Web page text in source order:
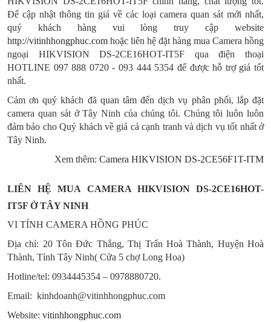
Để cập nhật thông tin giá về các loại camera quan sát mới nhất,
quý khách hàng vui lòng truy cập website
http://vitinhhongphuc.com hoặc liên hệ đặt hàng mua Camera hồng
ngoại HIKVISION DS-2CE16HOT-IT5F qua điện thoại
HOTLINE 097 888 0720 - 093 444 5354 để được hỗ trợ giá tốt
nhất.
Cảm ơn quý khách đã quan tâm đến dịch vụ phân phối, lắp đặt
camera quan sát ở Tây Ninh của chúng tôi. Chúng tôi luôn luôn
đảm bảo cho Quý khách về giá cả cạnh tranh và dịch vụ tốt nhất ở
Tây Ninh.
Xem thêm: Camera HIKVISION DS-2CE56F1T-ITM
LIÊN HỆ MUA CAMERA HIKVISION DS-2CE16HOT-
IT5F Ở TÂY NINH
VI TÍNH CAMERA HỒNG PHÚC
Địa chỉ: 20 Tôn Đức Thắng, Thị Trấn Hoà Thành, Huyện Hoà
Thành, Tỉnh Tây Ninh( Cửa 5 chợ Long Hoa)
Hotline/tel: 0934445354 – 0978880720.
Email: kinhdoanh@vitinhhongphuc.com
Website: vitinhhongphuc.com